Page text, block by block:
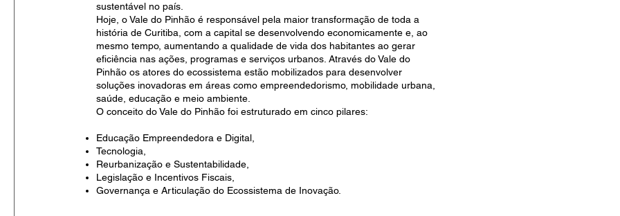
sustentável no país.
Hoje, o Vale do Pinhão é responsável pela maior transformação de toda a
história de Curitiba, com a capital se desenvolvendo economicamente e, ao
mesmo tempo, aumentando a qualidade de vida dos habitantes ao gerar
eficiência nas ações, programas e serviços urbanos. Através do Vale do
Pinhão os atores do ecossistema estão mobilizados para desenvolver
soluções inovadoras em áreas como empreendedorismo, mobilidade urbana,
saúde, educação e meio ambiente.
O conceito do Vale do Pinhão foi estruturado em cinco pilares:
Educação Empreendedora e Digital,
Tecnologia,
Reurbanização e Sustentabilidade,
Legislação e Incentivos Fiscais,
Governança e Articulação do Ecossistema de Inovação.